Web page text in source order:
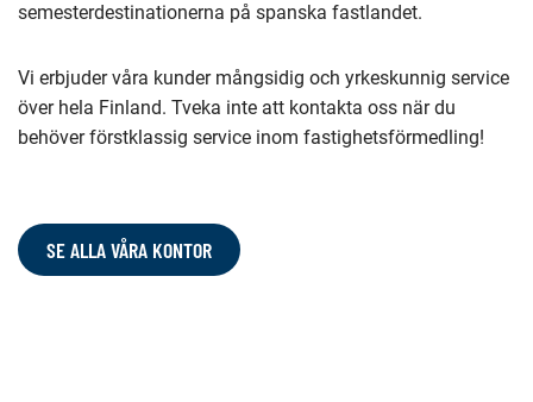
semesterdestinationerna på spanska fastlandet.
Vi erbjuder våra kunder mångsidig och yrkeskunnig service
över hela Finland. Tveka inte att kontakta oss när du
behöver förstklassig service inom fastighetsförmedling!
SE ALLA VÅRA KONTOR